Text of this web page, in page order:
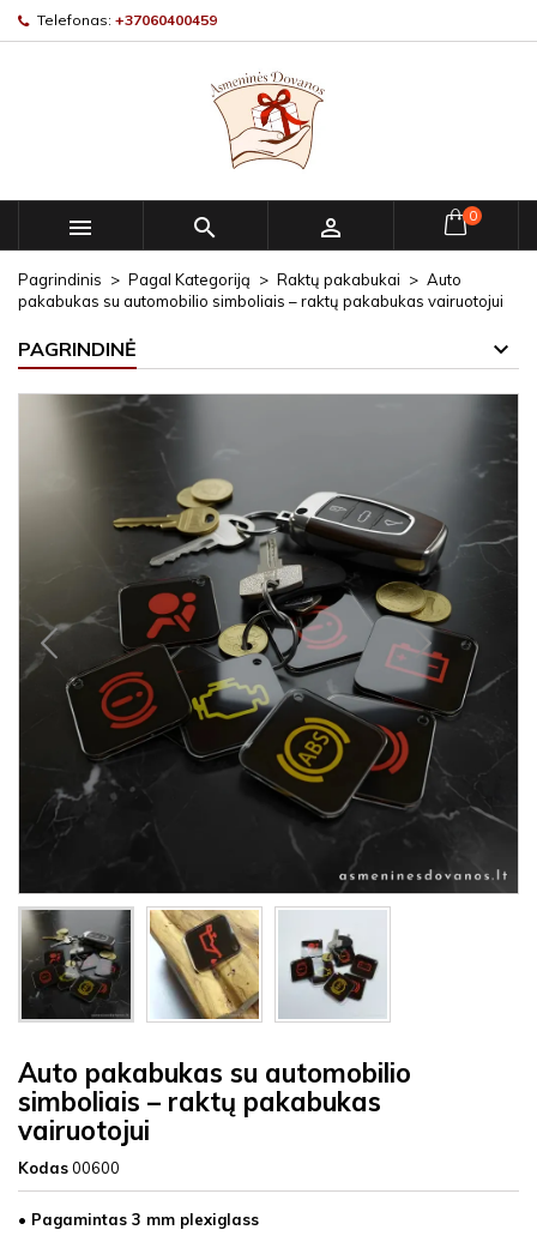
Telefonas: +37060400459
   0
Pagrindinis Pagal Kategoriją Raktų pakabukai
Auto
pakabukas su automobilio simboliais – raktų pakabukas vairuotojui
PAGRINDINĖ
Auto pakabukas su automobilio
simboliais – raktų pakabukas
vairuotojui
Kodas00600
• Pagamintas 3 mm plexiglass